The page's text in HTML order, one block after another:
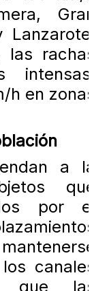
las
h en
a
por
que